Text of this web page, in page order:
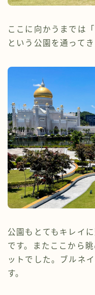
ここに向かうまでは
という公園を通ってき
公園もとてもキレイ
です。またここから
ットでした。ブルネ
す。